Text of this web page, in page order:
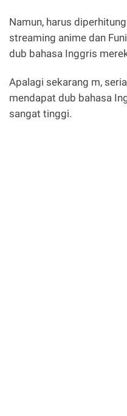
Namun, harus
streaming anime dan
dub bahasa Inggris
Apalagi sekarang m,
mendapat dub bahasa
sangat tinggi.